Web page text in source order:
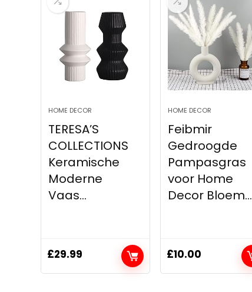
HOME DECOR
TERESA’S
COLLECTIONS
Keramische
Moderne
Vaas...
£29.99
HOME DECOR
Feibmir
Gedroogde
Pampasgras
voor Home
Decor Bloem...
£10.00